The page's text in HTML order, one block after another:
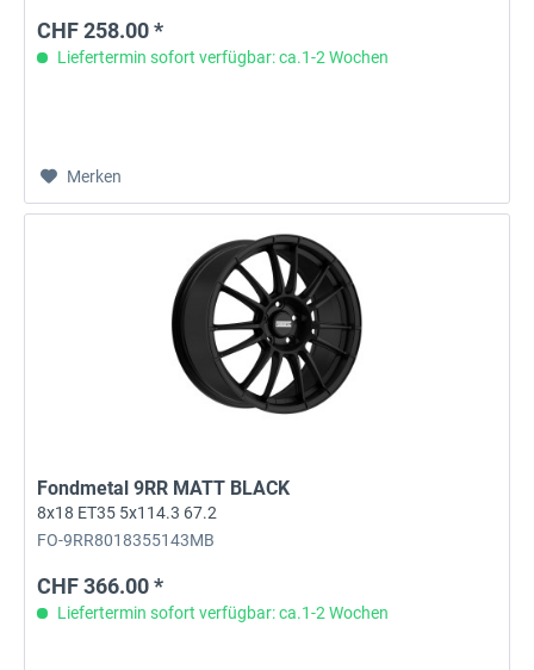
CHF 258.00 *
Liefertermin sofort verfügbar: ca.1-2 Wochen
Merken
Fondmetal 9RR MATT BLACK
8x18 ET35 5x114.3 67.2
FO-9RR8018355143MB
CHF 366.00 *
Liefertermin sofort verfügbar: ca.1-2 Wochen